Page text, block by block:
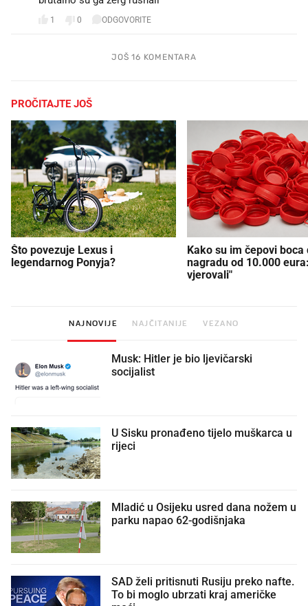
1 0 ODGOVORITE
JOŠ 16 KOMENTARA
PROČITAJTE JOŠ
Što povezuje Lexus i
legendarnog Ponyja?
Kako su im čepovi boca
nagradu od 10.000
vjerovali"
NAJNOVIJE NAJČITANIJE VEZANO
Musk: Hitler je bio ljevičarski
socijalist
U Sisku pronađeno tijelo muškarca u
rijeci
Mladić u Osijeku usred dana nožem u
parku napao 62-godišnjaka
SAD želi pritisnuti Rusiju preko nafte.
To bi moglo ubrzati kraj američke